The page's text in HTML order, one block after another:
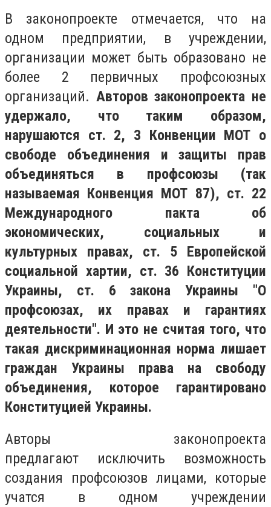
В законопроекте отмечается, что на
одном предприятии, в учреждении,
организации может быть образовано не
более 2 первичных профсоюзных
организаций. Авторов законопроекта не
удержало, что таким образом,
нарушаются ст. 2, 3 Конвенции МОТ о
свободе объединения и защиты прав
объединяться в профсоюзы (так
называемая Конвенция МОТ 87), ст. 22
Международного пакта об
экономических, социальных и
культурных правах, ст. 5 Европейской
социальной хартии, ст. 36 Конституции
Украины, ст. 6 закона Украины "О
профсоюзах, их правах и гарантиях
деятельности". И это не считая того, что
такая дискриминационная норма лишает
граждан Украины права на свободу
объединения, которое гарантировано
Конституцией Украины.
Авторы законопроекта
предлагают исключить возможность
создания профсоюзов лицами, которые
учатся в одном учреждении